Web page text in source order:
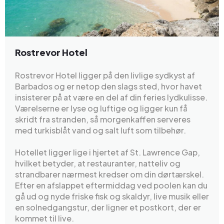
Rostrevor Hotel
Rostrevor Hotel ligger på den livlige sydkyst af
Barbados og er netop den slags sted, hvor havet
insisterer på at være en del af din feries lydkulisse.
Værelserne er lyse og luftige og ligger kun få
skridt fra stranden, så morgenkaffen serveres
med turkisblåt vand og salt luft som tilbehør.
Hotellet ligger lige i hjertet af St. Lawrence Gap,
hvilket betyder, at restauranter, natteliv og
strandbarer nærmest kredser om din dørtærskel.
Efter en afslappet eftermiddag ved poolen kan du
gå ud og nyde friske fisk og skaldyr, live musik eller
en solnedgangstur, der ligner et postkort, der er
kommet til live.